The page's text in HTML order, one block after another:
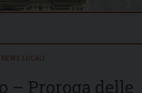
NEWS LOCALI
– Proroga delle